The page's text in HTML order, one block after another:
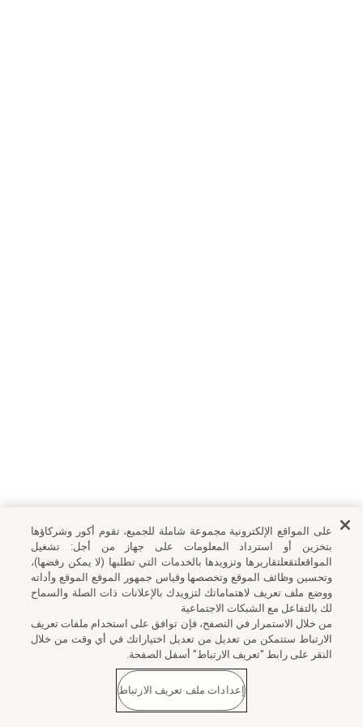
على المواقع الإلكترونية مجموعة شاملة للجميع، تقوم أكور وشركاؤها
بتخزين أو استرداد المعلومات على جهاز من أجل: تشغيل
المواقعلتقعلتقاريرها وتزويدها بالخدمات التي تطلبها (لا يمكن رفضها)،
وتحسين وظائف الموقع وتخصصها وقياس جمهور الموقع الموقع وأداته
ووضع ملف تعريف لاهتماماتك لتزويدك بالإعلانات ذات الصلة والسماح
لك بالتفاعل مع الشبكات الاجتماعية
من خلال الاستمرار في التصفح، فإن توافق على استخدام ملفات تعريف
الارتباط ستتمكن من تعديل من تعديل اختياراتك في أي وقت من خلال
النقر على رابط "تعريف الارتباط" أسفل الصفحة.
إعدادات ملف تعريف الارتباط